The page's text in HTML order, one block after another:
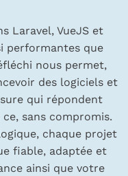
Laravel, VueJS et
performantes que
nous permet,
des logiciels et
qui répondent
sans compromis.
chaque projet
fiable, adaptée et
ainsi que votre